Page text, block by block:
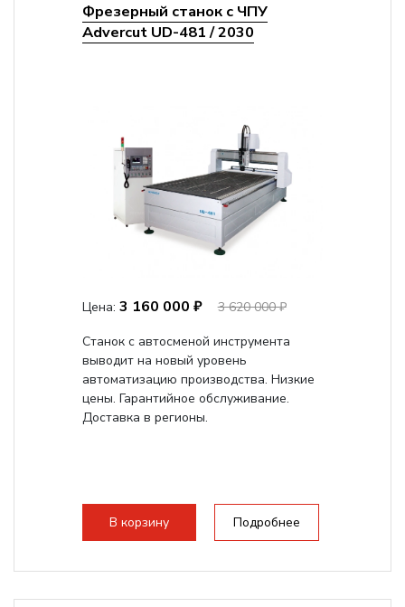
Фрезерный станок с ЧПУ
Advercut UD-481 / 2030
Цена: 3 160 000 ₽
3 620 000 ₽
Станок с автосменой инструмента
выводит на новый уровень
автоматизацию производства. Низкие
цены. Гарантийное обслуживание.
Доставка в регионы.
В корзину Подробнее